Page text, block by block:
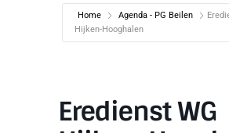
Home Agenda - PG Beilen
Hijken-Hooghalen
Eredienst WG